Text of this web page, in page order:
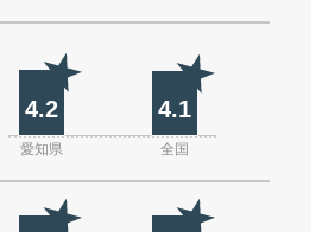
4.2 4.1
愛知県 全国